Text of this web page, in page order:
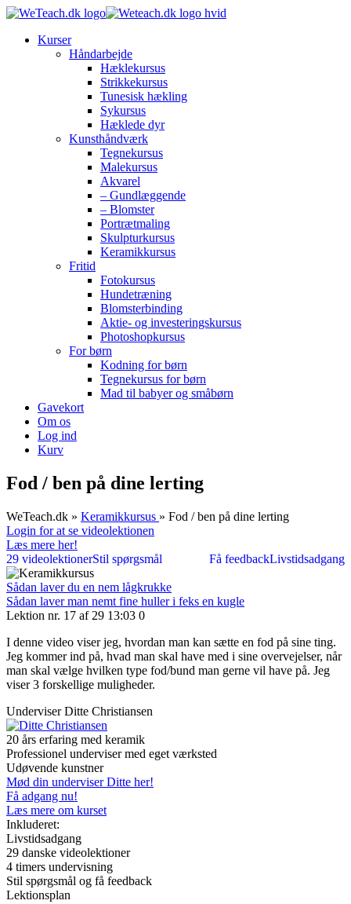
Kurser
Håndarbejde
Hæklekursus
Strikkekursus
Tunesisk hækling
Sykursus
Hæklede dyr
Kunsthåndværk
Tegnekursus
Malekursus
Akvarel
– Gundlæggende
– Blomster
Portrætmaling
Skulpturkursus
Keramikkursus
Fritid
Fotokursus
Hundetræning
Blomsterbinding
Aktie- og investeringskursus
Photoshopkursus
For børn
Kodning for børn
Tegnekursus for børn
Mad til babyer og småbørn
Gavekort
Om os
Log ind
Kurv
Fod / ben på dine lerting
WeTeach.dk » Keramikkursus » Fod / ben på dine lerting
Login for at se videolektionen
Læs mere her!
29 videolektioner
Livstidsadgang
Stil spørgsmål Få feedback
Sådan laver du en nem lågkrukke
Sådan laver man nemt fine huller i feks en kugle
Lektion nr. 17 af 29 13:03 0
I denne video viser jeg, hvordan man kan sætte en fod på sine ting.
Jeg kommer ind på, hvad man skal have med i sine overvejelser, når
man skal vælge hvilken type fod/bund man gerne vil have på. Jeg
viser 3 forskellige muligheder.
Underviser Ditte Christiansen
20 års erfaring med keramik
Professionel underviser med eget værksted
Udøvende kunstner
Mød din underviser Ditte her!
Få adgang nu!
Læs mere om kurset
Inkluderet:
Livstidsadgang
29 danske videolektioner
4 timers undervisning
Stil spørgsmål og få feedback
Lektionsplan